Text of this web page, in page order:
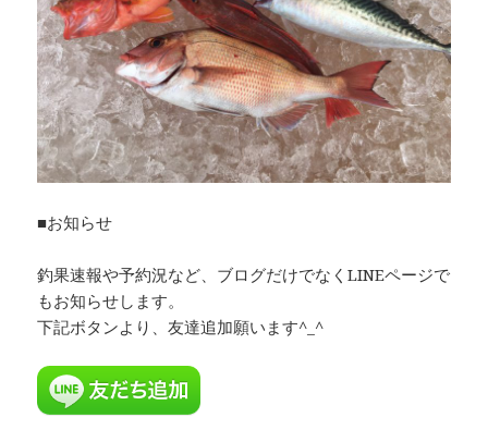
■お知らせ
釣果速報や予約況など、ブログだけでなくLINEページで
もお知らせします。
下記ボタンより、友達追加願います^_^